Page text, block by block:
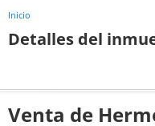
Inicio
Detalles del
Venta de